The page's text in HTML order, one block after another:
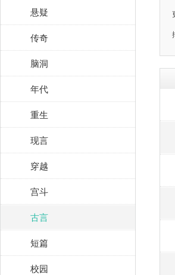
悬疑
传奇
脑洞
年代
重生
现言
穿越
宫斗
古言
短篇
校园